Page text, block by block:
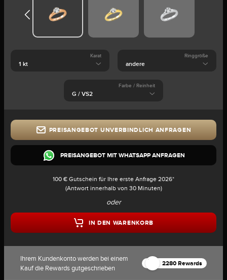
Karat Ringgröße
Farbe / Reinheit
PREISANGEBOT UNVERBINDLICH ANFRAGEN
PREISANGEBOT MIT WHATSAPP ANFRAGEN
100 € Gutschein für Ihre erste Anfrage 2026*
(Antwort innerhalb von 30 Minuten)
oder
IN DEN WARENKORB
Ihrem Kundenkonto werden bei einem
Kauf die Rewards gutgeschrieben
2280 Rewards